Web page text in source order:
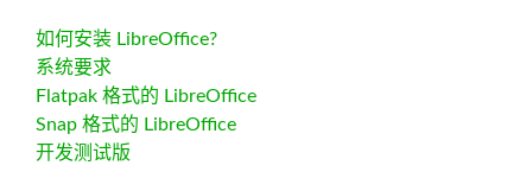
如何安装 LibreOffice?
系统要求
Flatpak 格式的 LibreOffice
Snap 格式的 LibreOffice
开发测试版